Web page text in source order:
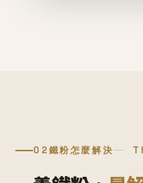
02鐵粉怎麼解決